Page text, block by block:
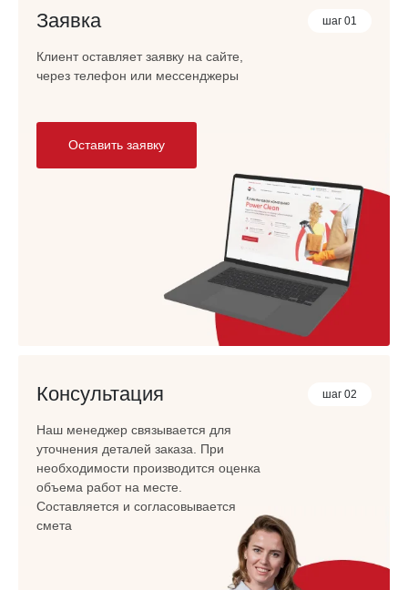
шаг 01
Заявка
Клиент оставляет заявку на сайте,
через телефон или мессенджеры
Оставить заявку
шаг 02
Консультация
Наш менеджер связывается для
уточнения деталей заказа. При
необходимости производится оценка
объема работ на месте.
Составляется и согласовывается
смета